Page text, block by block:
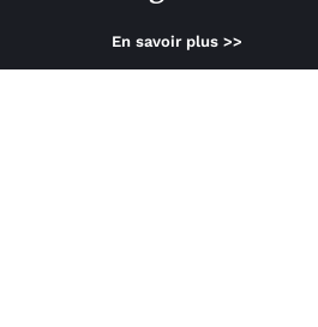
En savoir plus >>